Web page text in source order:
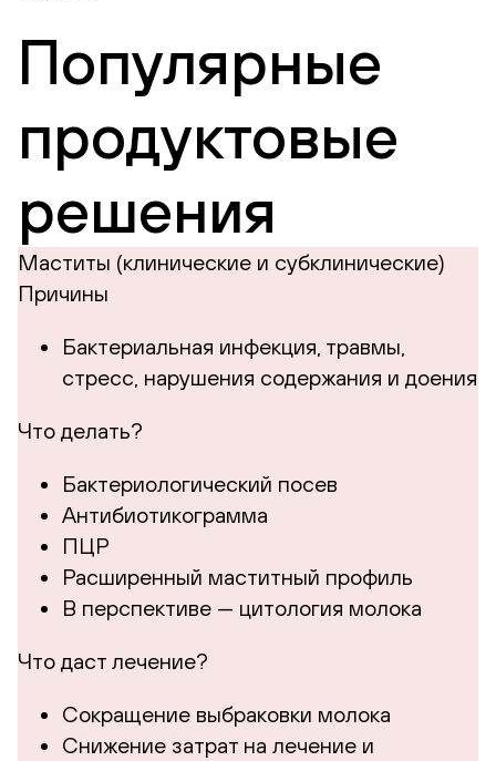
Популярные
продуктовые
решения
Маститы (клинические и субклинические)
Причины
Бактериальная инфекция, травмы,
стресс, нарушения содержания и доения
Что делать?
Бактериологический посев
Антибиотикограмма
ПЦР
Расширенный маститный профиль
В перспективе — цитология молока
Что даст лечение?
Сокращение выбраковки молока
Снижение затрат на лечение и